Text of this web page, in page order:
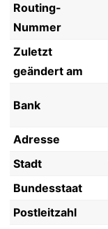
Routing-
Nummer
Zuletzt
geändert am
Bank
Adresse
Stadt
Bundesstaat
Postleitzahl